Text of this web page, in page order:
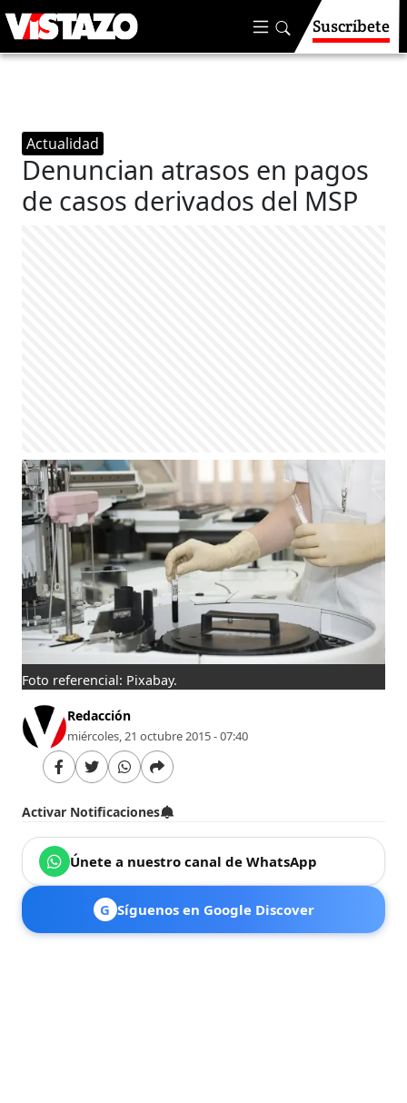
Suscríbete
Actualidad
Denuncian atrasos en pagos
de casos derivados del MSP
Foto referencial: Pixabay.
Redacción
miércoles, 21 octubre 2015 - 07:40
Activar Notificaciones
Únete a nuestro canal de WhatsApp
G Síguenos en Google Discover